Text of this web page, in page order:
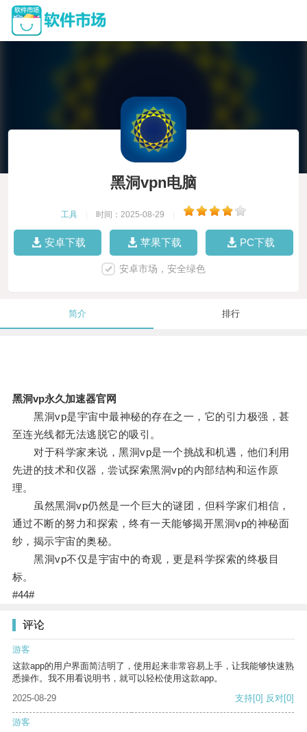
黑洞vpn电脑
工具 时间：2025-08-29
安卓下载 苹果下载 PC下载
安卓市场，安全绿色
简介 排行
黑洞vp永久加速器官网
黑洞vp是宇宙中最神秘的存在之一，它的引力极强，甚
至连光线都无法逃脱它的吸引。
对于科学家来说，黑洞vp是一个挑战和机遇，他们利用
先进的技术和仪器，尝试探索黑洞vp的内部结构和运作原
理。
虽然黑洞vp仍然是一个巨大的谜团，但科学家们相信，
通过不断的努力和探索，终有一天能够揭开黑洞vp的神秘面
纱，揭示宇宙的奥秘。
黑洞vp不仅是宇宙中的奇观，更是科学探索的终极目
标。
#44#
评论
游客
这款app的用户界面简洁明了，使用起来非常容易上手，让我能够快速熟
悉操作。我不用看说明书，就可以轻松使用这款app。
2025-08-29
支持[0] 反对[0]
游客